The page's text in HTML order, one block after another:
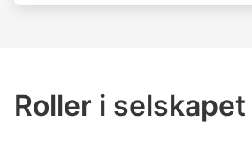
Roller i selskapet